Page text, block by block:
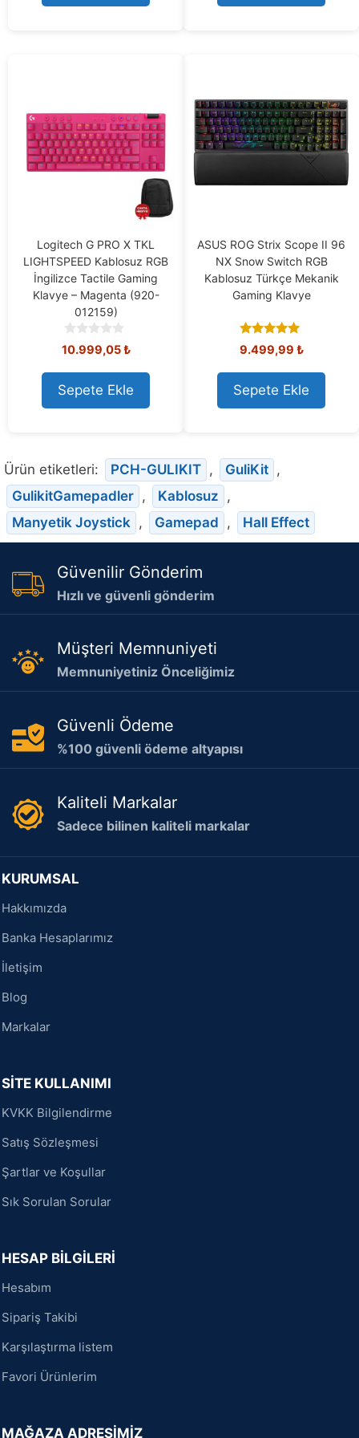
f
Logitech G PRO X TKL
LIGHTSPEED Kablosuz RGB
İngilizce Tactile Gaming
Klavye – Magenta (920-
012159)
0
o
u
t
o
f
Orijinal
11.508,73 ₺.
10.999,05₺Şu
10.999,05 ₺.
Sepete Ekle
ASUS ROG Strix Scope II 96
NX Snow Switch RGB
Kablosuz Türkçe Mekanik
Gaming Klavye
4.91
out of 5
9.499,99 ₺
Sepete Ekle
Ürün etiketleri: PCH-GULIKIT , GuliKit ,
GulikitGamepadler , Kablosuz ,
Manyetik Joystick , Gamepad , Hall Effect
Güvenilir Gönderim
Hızlı ve güvenli gönderim
Müşteri Memnuniyeti
Memnuniyetiniz Önceliğimiz
Güvenli Ödeme
%100 güvenli ödeme altyapısı
Kaliteli Markalar
Sadece bilinen kaliteli markalar
KURUMSAL
Hakkımızda
Banka Hesaplarımız
İletişim
Blog
Markalar
SİTE KULLANIMI
KVKK Bilgilendirme
Satış Sözleşmesi
Şartlar ve Koşullar
Sık Sorulan Sorular
HESAP BİLGİLERİ
Hesabım
Sipariş Takibi
Karşılaştırma listem
Favori Ürünlerim
MAĞAZA ADRESİMİZ